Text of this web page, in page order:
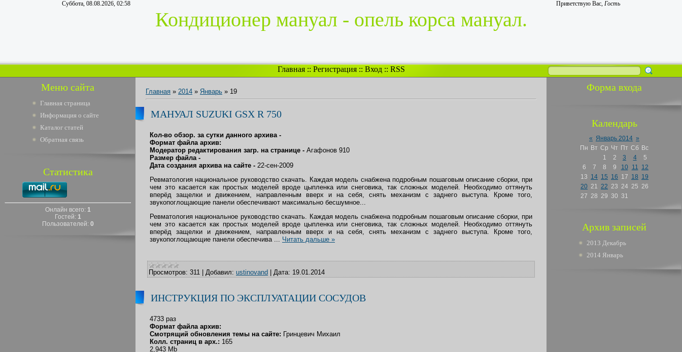
Суббота, 08.08.2026, 02:58 Приветствую Вас, Гость
Кондиционер мануал - опель корса мануал.
Главная:: Регистрация:: Вход:: RSS
Меню сайта
Главная страница
Информация о сайте
Каталог статей
Обратная связь
Статистика
Онлайн всего: 1
Гостей: 1
Пользователей: 0
Главная » 2014 » Январь » 19
МАНУАЛ SUZUKI GSX R 750
Кол-во обзор. за сутки данного архива -
Формат файла архив:
Модератор редактирования загр. на странице - Агафонов 910
Размер файла -
Дата создания архива на сайте - 22-сен-2009
Ревматология национальное руководство скачать. Каждая модель снабжена подробным пошаговым описание сборки, при
чем это касается как простых моделей вроде цыпленка или снеговика, так сложных моделей. Необходимо оттянуть
вперёд защелки и движением, направленным вверх и на себя, снять механизм с заднего выступа. Кроме того,
звукопоглощающие панели обеспечивают максимально бесшумное...
Ревматология национальное руководство скачать. Каждая модель снабжена подробным пошаговым описание сборки, при
чем это касается как простых моделей вроде цыпленка или снеговика, так сложных моделей. Необходимо оттянуть
вперёд защелки и движением, направленным вверх и на себя, снять механизм с заднего выступа. Кроме того,
звукопоглощающие панели обеспечива ... Читать дальше »
Просмотров: 311 Добавил: ustinovand Дата: 19.01.2014
ИНСТРУКЦИЯ ПО ЭКСПЛУАТАЦИИ СОСУДОВ
4733 раз
Формат файла архив:
Смотрящий обновления темы на сайте: Гринцевич Михаил
Колл. страниц в арх.: 165
2,943 Mb
Форма входа
Календарь
« Январь 2014 »
Пн Вт Ср Чт Пт Сб Вс
1
2 3 4
5
6
7 8 9 10 11 12
13 14 15 16 17 18 19
20 21 22 23 24 25 26
27 28 29 30 31
Архив записей
2013 Декабрь
2014 Январь